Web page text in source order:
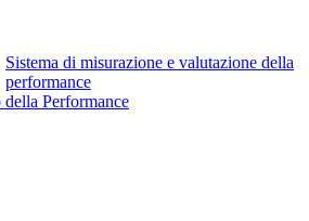
Sistema di misurazione e valutazione della
performance
della Performance